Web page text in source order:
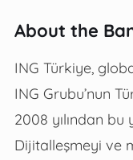
About the
ING Türkiye,
ING Grubu’nun
2008 yılından
Dijitalleşmeyi ve